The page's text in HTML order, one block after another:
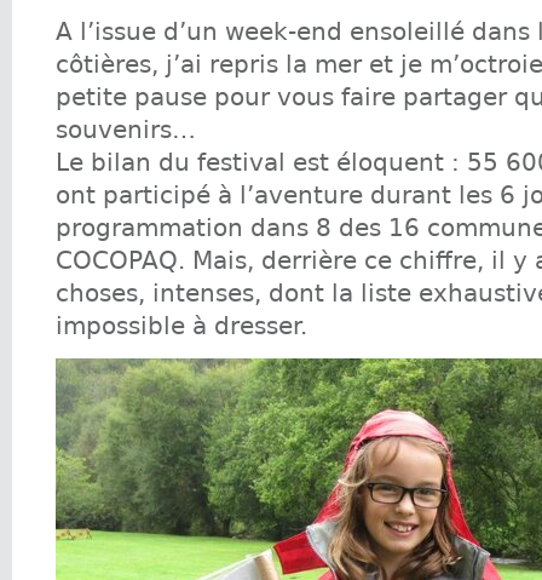
A l’issue d’un week-end ensoleillé
côtières, j’ai repris la mer et je
petite pause pour vous faire partager
souvenirs…
Le bilan du festival est éloquent : 55
ont participé à l’aventure durant les 6
programmation dans 8 des 16
COCOPAQ. Mais, derrière ce chiffre, il y
choses, intenses, dont la liste
impossible à dresser.